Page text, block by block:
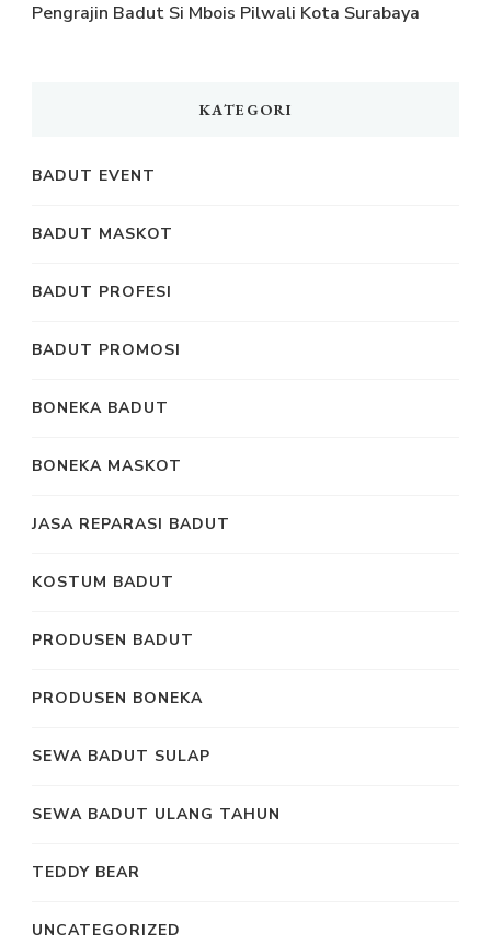
Pengrajin Badut Si Mbois Pilwali Kota Surabaya
KATEGORI
BADUT EVENT
BADUT MASKOT
BADUT PROFESI
BADUT PROMOSI
BONEKA BADUT
BONEKA MASKOT
JASA REPARASI BADUT
KOSTUM BADUT
PRODUSEN BADUT
PRODUSEN BONEKA
SEWA BADUT SULAP
SEWA BADUT ULANG TAHUN
TEDDY BEAR
UNCATEGORIZED